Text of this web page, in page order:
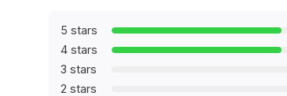
5 stars
4 stars
3 stars
2 stars